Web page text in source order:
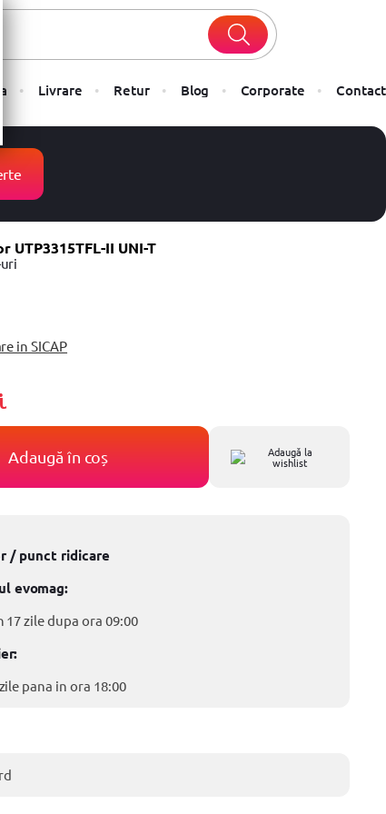
Livrare Retur Blog Corporate Contact
UTP3315TFL-II UNI-T
in SICAP
Adaugă în coș Adaugă la
wishlist
/ punct ridicare
evomag:
zile dupa ora 09:00
pana in ora 18:00